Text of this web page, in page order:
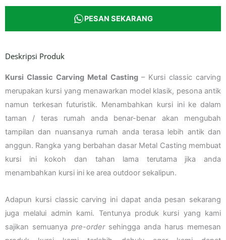
PESAN SEKARANG
Deskripsi Produk
Kursi Classic Carving Metal Casting– Kursi classic carving
merupakan kursi yang menawarkan model klasik, pesona antik
namun terkesan futuristik. Menambahkan kursi ini ke dalam
taman / teras rumah anda benar-benar akan mengubah
tampilan dan nuansanya rumah anda terasa lebih antik dan
anggun. Rangka yang berbahan dasar Metal Casting membuat
kursi ini kokoh dan tahan lama terutama jika anda
menambahkan kursi ini ke area outdoor sekalipun.
Adapun kursi classic carving ini dapat anda pesan sekarang
juga melalui admin kami. Tentunya produk kursi yang kami
sajikan semuanya pre-ordersehingga anda harus memesan